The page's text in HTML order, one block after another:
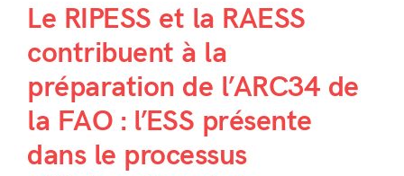
Le RIPESS et la RAESS
contribuent à la
préparation de l’ARC34 de
la FAO : l’ESS présente
dans le processus